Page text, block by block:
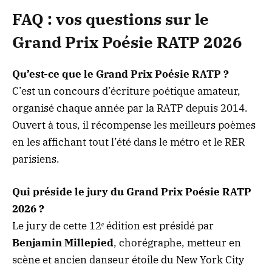
FAQ : vos questions sur le
Grand Prix Poésie RATP 2026
Qu’est-ce que le Grand Prix Poésie RATP ?
C’est un concours d’écriture poétique amateur,
organisé chaque année par la RATP depuis 2014.
Ouvert à tous, il récompense les meilleurs poèmes
en les affichant tout l’été dans le métro et le RER
parisiens.
Qui préside le jury du Grand Prix Poésie RATP
2026 ?
Le jury de cette 12ᵉ édition est présidé par
Benjamin Millepied, chorégraphe, metteur en
scène et ancien danseur étoile du New York City